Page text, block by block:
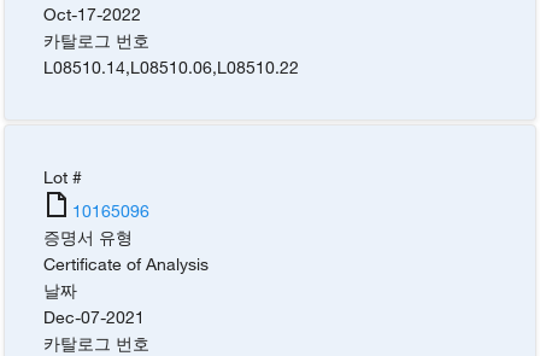
Oct-17-2022
카탈로그 번호
L08510.14,L08510.06,L08510.22
Lot #
10165096
증명서 유형
Certificate of Analysis
날짜
Dec-07-2021
카탈로그 번호